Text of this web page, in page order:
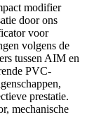
modifier
door ons
voor
volgens de
tussen AIM en
PVC-
prestatie.
mechanische